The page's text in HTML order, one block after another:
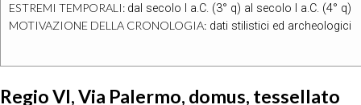
ESTREMI TEMPORALI: dal secolo I a.C. (3° q) al secolo I a.C. (4° q)
MOTIVAZIONE DELLA CRONOLOGIA: dati stilistici ed archeologici
Regio VI, Via Palermo, domus, tessellato